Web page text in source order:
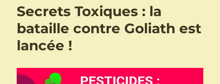
Secrets Toxiques : la
bataille contre Goliath est
lancée !